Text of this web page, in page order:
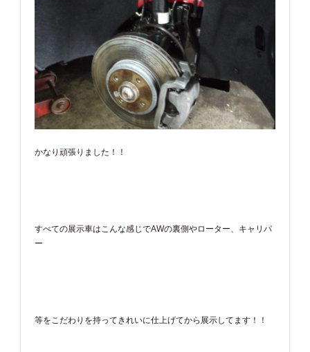
かなり頑張りました！！
すべての展示車はこんな感じでAWの裏側やローター、キャリパ
ー
等をこだわりを持ってきれいに仕上げてから展示してます！！